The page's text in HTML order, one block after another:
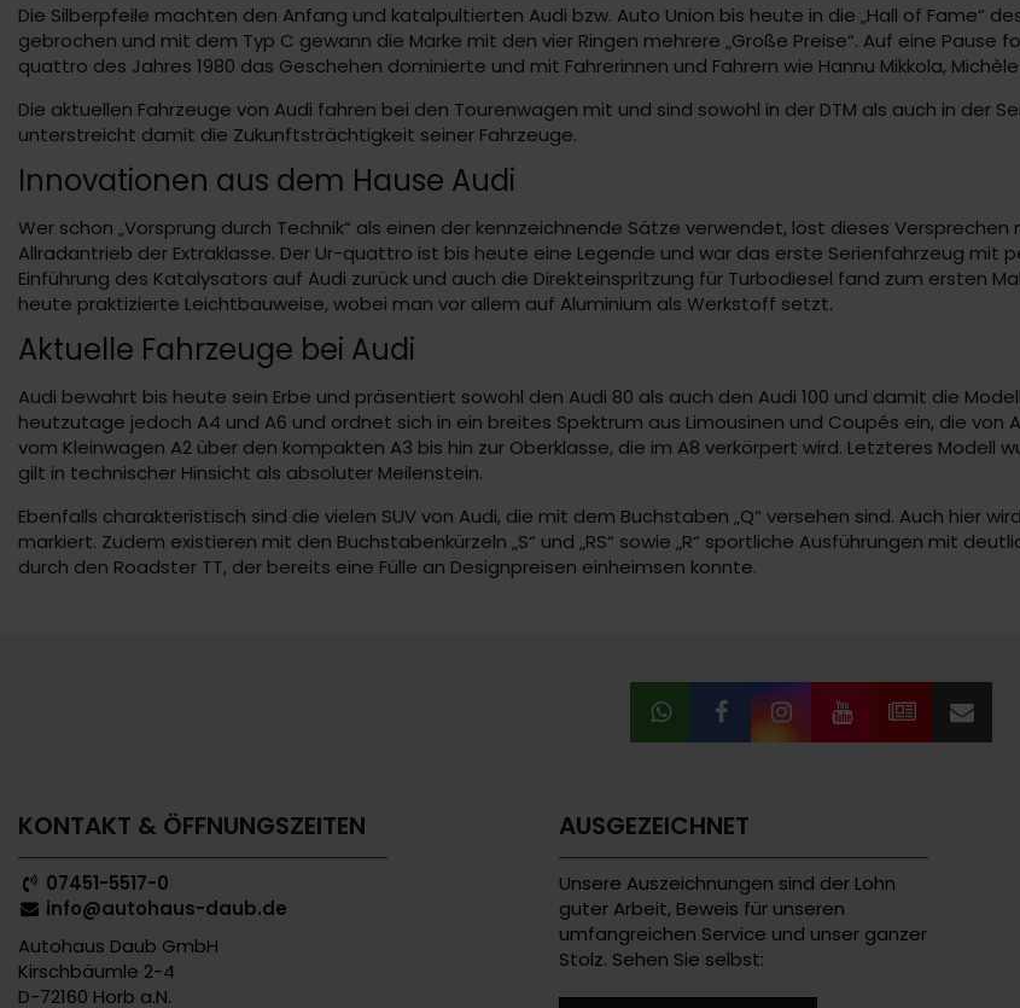
Die Silberpfeile machten den Anfang und katalpultierten Audi bzw. Auto Union bis heute in die „Hall of Fame“
gebrochen und mit dem Typ C gewann die Marke mit den vier Ringen mehrere „Große Preise“. Auf eine
quattro des Jahres 1980 das Geschehen dominierte und mit Fahrerinnen und Fahrern wie Hannu Mikkola,
Die aktuellen Fahrzeuge von Audi fahren bei den Tourenwagen mit und sind sowohl in der DTM als auch in der
unterstreicht damit die Zukunftsträchtigkeit seiner Fahrzeuge.
Innovationen aus dem Hause Audi
Wer schon „Vorsprung durch Technik“ als einen der kennzeichnende Sätze verwendet, löst dieses
Allradantrieb der Extraklasse. Der Ur-quattro ist bis heute eine Legende und war das erste Serienfahrzeug
Einführung des Katalysators auf Audi zurück und auch die Direkteinspritzung für Turbodiesel fand zum ersten
heute praktizierte Leichtbauweise, wobei man vor allem auf Aluminium als Werkstoff setzt.
Aktuelle Fahrzeuge bei Audi
Audi bewahrt bis heute sein Erbe und präsentiert sowohl den Audi 80 als auch den Audi 100 und damit die
heutzutage jedoch A4 und A6 und ordnet sich in ein breites Spektrum aus Limousinen und Coupés ein, die
vom Kleinwagen A2 über den kompakten A3 bis hin zur Oberklasse, die im A8 verkörpert wird. Letzteres
gilt in technischer Hinsicht als absoluter Meilenstein.
Ebenfalls charakteristisch sind die vielen SUV von Audi, die mit dem Buchstaben „Q“ versehen sind. Auch hier
markiert. Zudem existieren mit den Buchstabenkürzeln „S“ und „RS“ sowie „R“ sportliche Ausführungen mit
durch den Roadster TT, der bereits eine Fülle an Designpreisen einheimsen konnte.
KONTAKT & ÖFFNUNGSZEITEN
07451-5517-0
info@autohaus-daub.de
Autohaus Daub GmbH
Kirschbäumle 2-4
D-72160 Horb a.N.
AUSGEZEICHNET
Unsere Auszeichnungen sind der Lohn
guter Arbeit, Beweis für unseren
umfangreichen Service und unser ganzer
Stolz. Sehen Sie selbst: